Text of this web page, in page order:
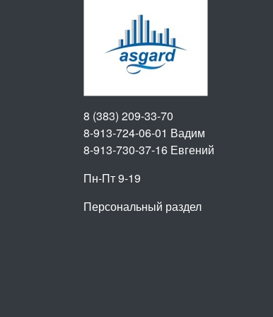
8 (383) 209-33-70
8-913-724-06-01 Вадим
8-913-730-37-16 Евгений
Пн-Пт 9-19
Персональный раздел